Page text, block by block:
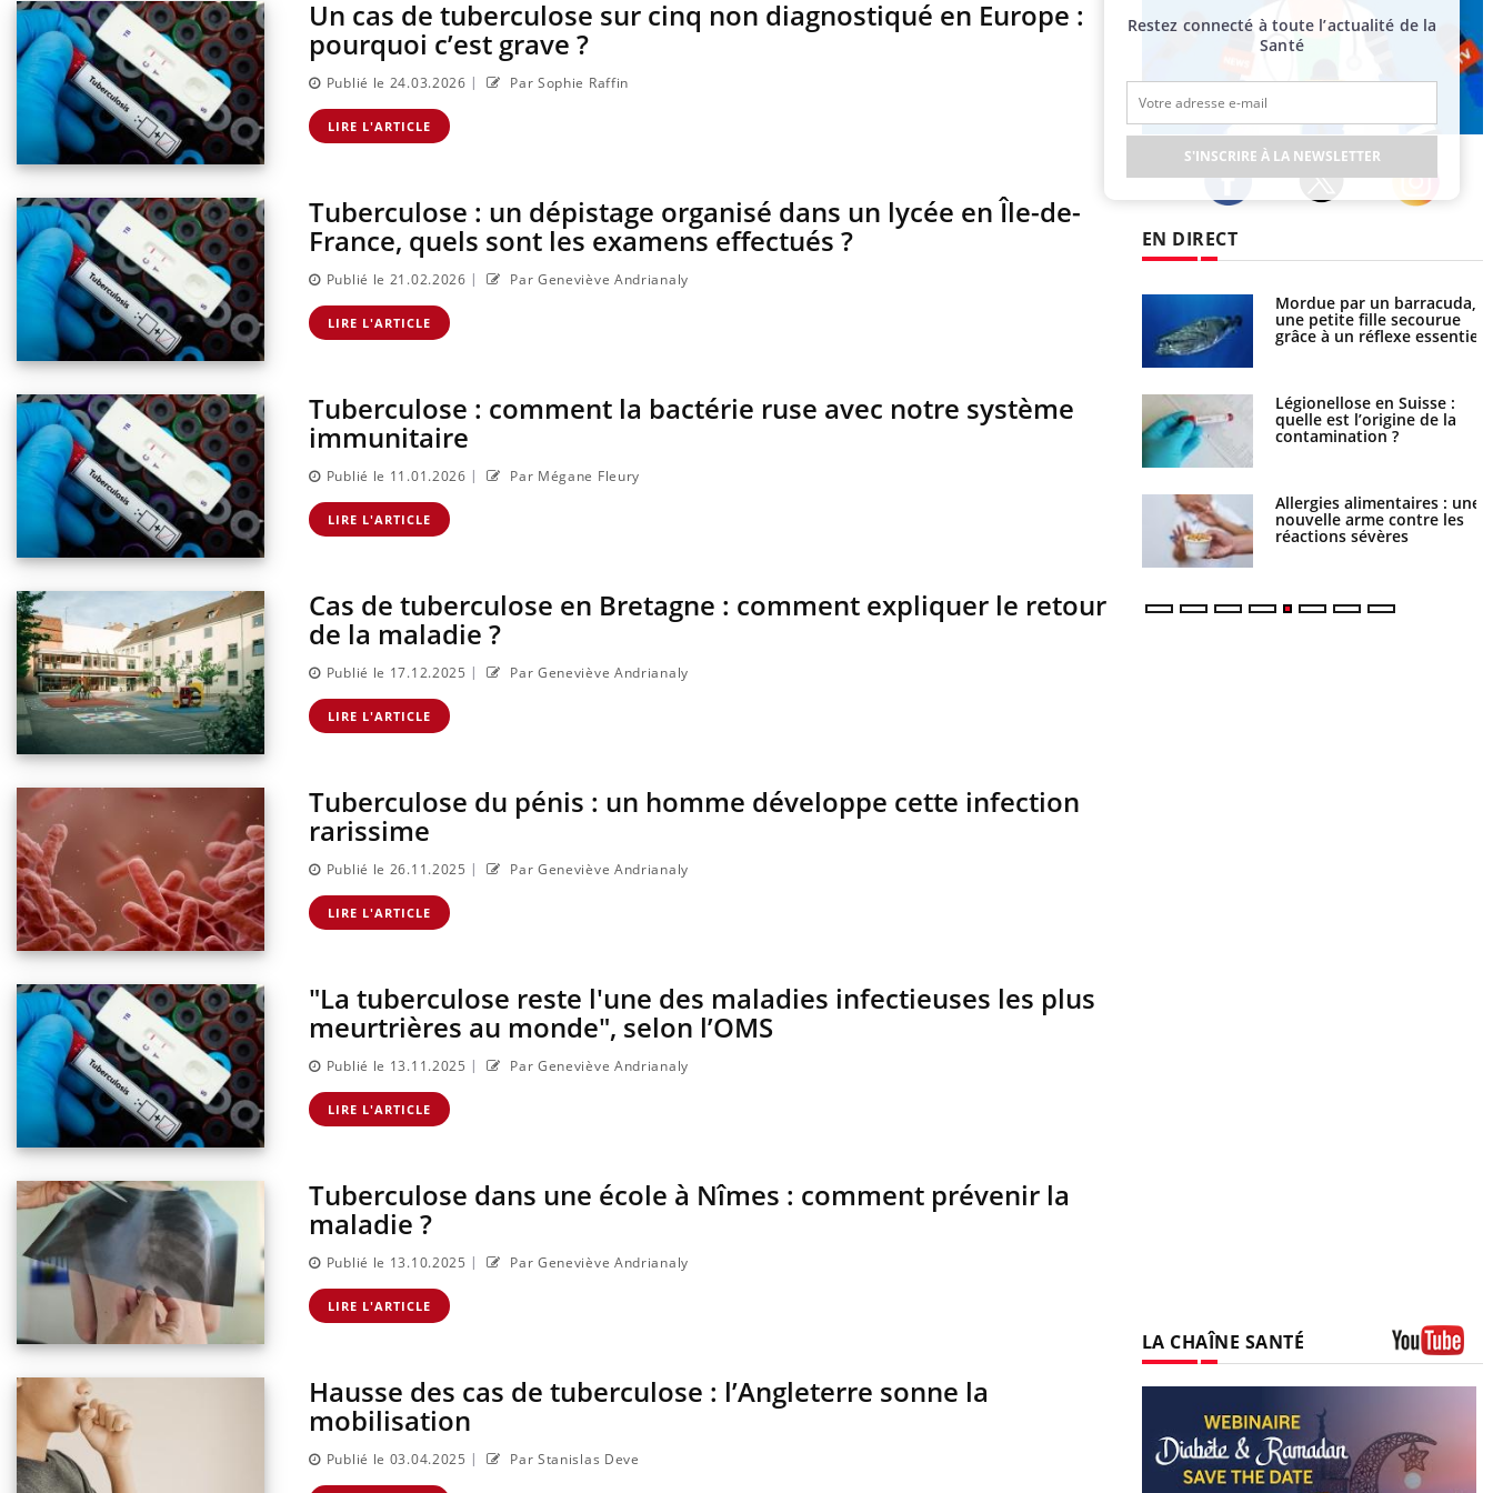
Un cas de tuberculose sur cinq non diagnostiqué en Europe :
pourquoi c’est grave ?
Publié le 24.03.2026 | Par Sophie Raffin
LIRE L'ARTICLE
Tuberculose : un dépistage organisé dans un lycée en Île-de-
France, quels sont les examens effectués ?
Publié le 21.02.2026 | Par Geneviève Andrianaly
LIRE L'ARTICLE
Tuberculose : comment la bactérie ruse avec notre système
immunitaire
Publié le 11.01.2026 | Par Mégane Fleury
LIRE L'ARTICLE
Cas de tuberculose en Bretagne : comment expliquer le retour
de la maladie ?
Publié le 17.12.2025 | Par Geneviève Andrianaly
LIRE L'ARTICLE
Tuberculose du pénis : un homme développe cette infection
rarissime
Publié le 26.11.2025 | Par Geneviève Andrianaly
LIRE L'ARTICLE
"La tuberculose reste l'une des maladies infectieuses les plus
meurtrières au monde", selon l’OMS
Publié le 13.11.2025 | Par Geneviève Andrianaly
LIRE L'ARTICLE
Tuberculose dans une école à Nîmes : comment prévenir la
maladie ?
Publié le 13.10.2025 | Par Geneviève Andrianaly
LIRE L'ARTICLE
Hausse des cas de tuberculose : l’Angleterre sonne la
mobilisation
Publié le 03.04.2025 | Par Stanislas Deve
EN DIRECT
dengue,
se passe-t-
de la France ?
GLP-1
les os ?
: ce qui
la prise en
La sieste empêche-t-elle de
dormir la nuit ?
VIH : la fin du comprimé
tous les jours se profile-t-
elle enfin ?
Pourquoi votre ventre
gâche-t-il les premiers
jours de vos vacances ?
Le Viagra pourrait-il freiner
la propagation du cancer ?
Le smartphone nuit-il à
l'apprentissage de la
Mordue par un barracuda,
une petite fille secourue
grâce à un réflexe essentiel
Légionellose en Suisse :
quelle est l’origine de la
contamination ?
Allergies alimentaires : une
nouvelle arme contre les
réactions sévères
LA CHAÎNE SANTÉ
Restez connecté à toute l’actualité de la
Santé
S'INSCRIRE À LA NEWSLETTER